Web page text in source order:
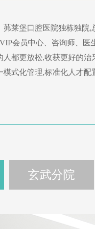
茀莱堡口腔医院独栋独院
会员中心、咨询师、
人都更放松,收获更好的
式化管理,标准化人才配
玄武分院